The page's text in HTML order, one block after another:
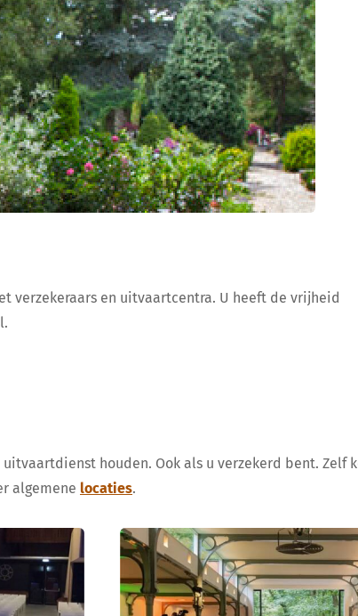
verzekeraars en uitvaartcentra. U heeft de vrijheid
houden. Ook als u verzekerd bent. Zelf
algemene locaties.